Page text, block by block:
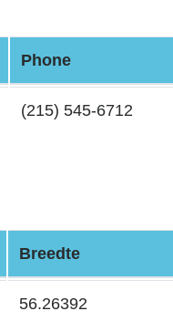
Phone
(215) 545-6712
Breedte
56.26392